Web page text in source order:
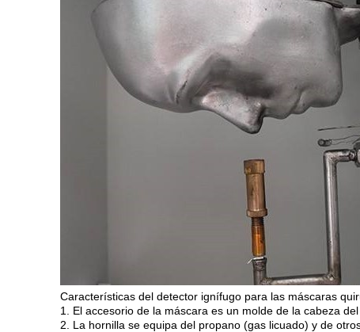
Características del detector ignífugo para las máscaras
1. El accesorio de la máscara es un molde de la cabeza
2. La hornilla se equipa del propano (gas licuado) y de